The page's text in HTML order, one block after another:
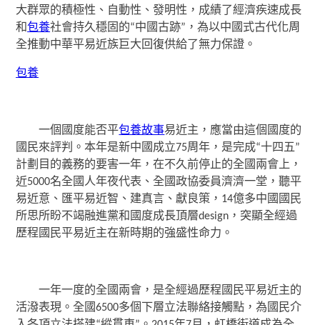
大群眾的積極性、自動性、發明性，成績了經濟疾速成長
和包養社會持久穩固的“中國古跡”，為以中國式古代化周
全推動中華平易近族巨大回復供給了無力保證。
包養
一個國度能否平包養故事易近主，應當由這個國度的
國民來評判。本年是新中國成立75周年，是完成“十四五”
計劃目的義務的要害一年，在不久前停止的全國兩會上，
近5000名全國人年夜代表、全國政協委員濟濟一堂，聽平
易近意、匯平易近智、建真言、獻良策，14億多中國國民
所思所盼不竭融進黨和國度成長頂層design，突顯全經過
歷程國民平易近主在新時期的強盛性命力。
一年一度的全國兩會，是全經過歷程國民平易近主的
活潑表現。全國6500多個下層立法聯絡接觸點，為國民介